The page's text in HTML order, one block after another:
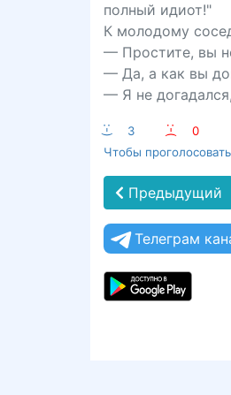
полный идиот!"
К молодому
— Простите, вы
— Да, а как вы
— Я не
:-) 3 :-(
0
Чтобы
Предыдущий
Телеграм